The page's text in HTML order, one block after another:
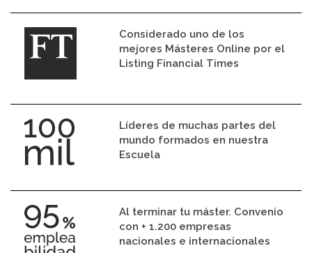
Considerado uno de los
mejores Másteres Online por el
Listing Financial Times
Líderes de muchas partes del
mundo formados en nuestra
Escuela
Al terminar tu máster. Convenio
con + 1.200 empresas
nacionales e internacionales